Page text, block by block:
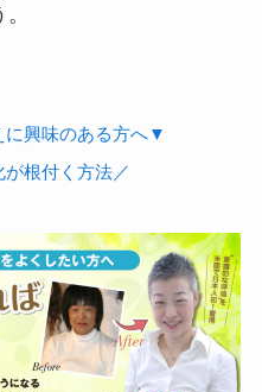
興味のある方へ▼
が根付く方法／